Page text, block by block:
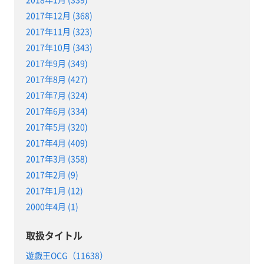
2017年12月 (368)
2017年11月 (323)
2017年10月 (343)
2017年9月 (349)
2017年8月 (427)
2017年7月 (324)
2017年6月 (334)
2017年5月 (320)
2017年4月 (409)
2017年3月 (358)
2017年2月 (9)
2017年1月 (12)
2000年4月 (1)
取扱タイトル
遊戯王OCG（11638）